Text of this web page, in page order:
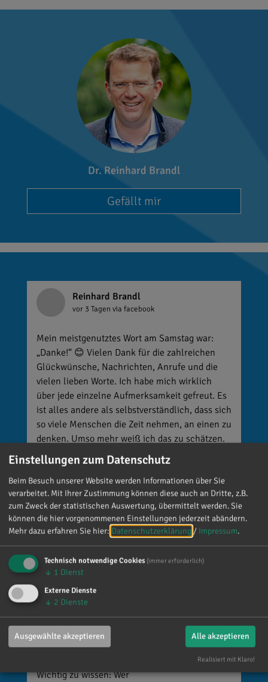
Dr. Reinhard Brandl
Gefällt mir
Reinhard Brandl
vor 3 Tagen via facebook
Mein meistgenutztes Wort am Samstag war:
„Danke!“ 😊 Vielen Dank für die zahlreichen
Glückwünsche, Nachrichten, Anrufe und die
vielen lieben Worte. Ich habe mich wirklich
über jede einzelne Aufmerksamkeit gefreut. Es
ist alles andere als selbstverständlich, dass sich
so viele Menschen die Zeit nehmen, an einen zu
denken. Umso mehr weiß ich das zu schätzen.
Reinhard Brandl
vor 4 Tagen
🚨 Neues EU-Gesetz seit dem 2. August! Ab
sofort gelten neue Vorschriften für die
Kennzeichnung bestimmter KI-Inhalte. ⚠️
Wichtig zu wissen: Wer
Einstellungen zum Datenschutz
Beim Besuch unserer Website werden Informationen über Sie
verarbeitet. Mit Ihrer Zustimmung können diese auch an Dritte, z.B.
zum Zweck der statistischen Auswertung, übermittelt werden. Sie
können die hier vorgenommenen Einstellungen jederzeit abändern.
Mehr dazu erfahren Sie hier: Datenschutzerklärung / Impressum.
Technisch notwendige Cookies (immer erforderlich)
↓ 1 Dienst
Externe Dienste
↓ 2 Dienste
Ausgewählte akzeptieren Alle akzeptieren
Realisiert mit Klaro!